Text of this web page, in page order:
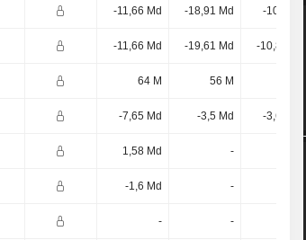
-11,66 Md -18,91 Md -10,7 Md
-11,66 Md -19,61 Md -10,81 Md
64 M 56 M
-7,65 Md -3,5 Md -3,65 Md
1,58 Md -
-1,6 Md -
- -